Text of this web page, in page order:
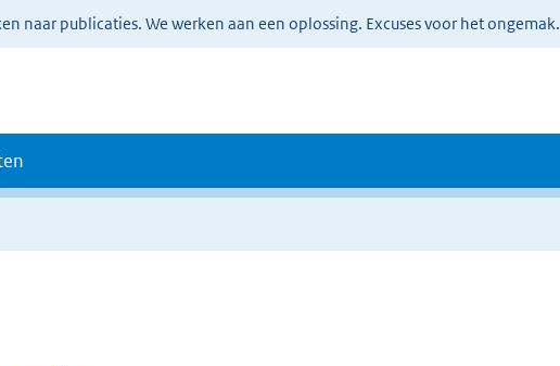
naar publicaties. We werken aan een oplossing. Excuses voor het ongemak.